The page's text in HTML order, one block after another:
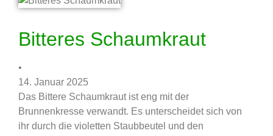
Bitteres Schaumkraut
•
14. Januar 2025
Das Bittere Schaumkraut ist eng mit der
Brunnenkresse verwandt. Es unterscheidet sich von
ihr durch die violetten Staubbeutel und den